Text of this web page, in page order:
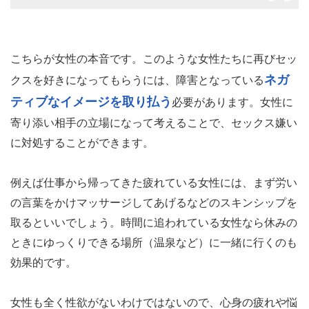
こちらが女性の本音です。このような女性たちに再びセッ
クスを好きになってもらうには、障害となっているネガ
ティブなイメージを取り払う 必要があります。女性に
寄り添い相手の立場になって考えることで、セックス嫌い
に対処することができます。
例えば仕事から帰ってきた疲れている女性には、まず労い
の言葉をかけマッサージしてあげるなどのスキンシップを
取るといいでしょう。時間に追われている女性なら休みの
ときにゆっくりできる場所（温泉など）に一緒に行くのも
効果的です。
女性も全く性欲がないわけではないので、心身の疲れや悩